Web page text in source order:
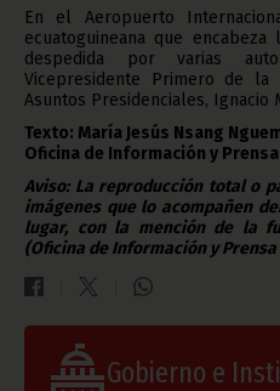
En el Aeropuerto
ecuatoguineana que
despedida por varias
Vicepresidente Primero de la
Asuntos Presidenciales, Ignacio
Texto: María Jesús Nsang
Oficina de Información y
Aviso: La reproducción total o
imágenes que lo acompañen
lugar, con la mención de la
(Oficina de Información y
Gobierno e